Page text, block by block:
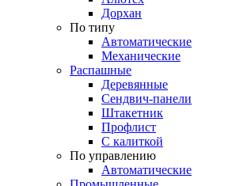
Дорхан
По типу
Автоматические
Механические
Распашные
Деревянные
Сендвич-панели
Штакетник
Профлист
С калиткой
По управлению
Автоматические